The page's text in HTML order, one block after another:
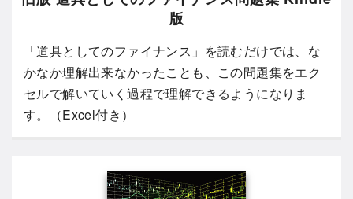
版
「道具としてのファイナンス」を読むだけでは、な
かなか理解出来なかったことも、この問題集をエク
セルで解いていく過程で理解できるようになりま
す。（Excel付き）